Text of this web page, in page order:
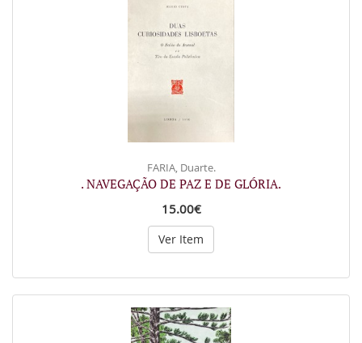
FARIA, Duarte.
. NAVEGAÇÃO DE PAZ E DE GLÓRIA.
15.00€
Ver Item